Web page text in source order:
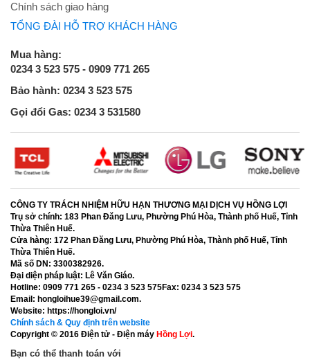
Chính sách giao hàng
TỔNG ĐÀI HỖ TRỢ KHÁCH HÀNG
Mua hàng:
0234 3 523 575 - 0909 771 265
Bảo hành: 0234 3 523 575
Gọi đổi Gas: 0234 3 531580
CÔNG TY TRÁCH NHIỆM HỮU HẠN THƯƠNG MẠI DỊCH VỤ HỒNG LỢI
Trụ sở chính: 183 Phan Đăng Lưu, Phường Phú Hòa, Thành phố Huế, Tỉnh
Thừa Thiên Huế.
Cửa hàng: 172 Phan Đăng Lưu, Phường Phú Hòa, Thành phố Huế, Tỉnh
Thừa Thiên Huế.
Mã số DN: 3300382926.
Đại diện pháp luật: Lê Văn Giáo.
Hotline: 0909 771 265 - 0234 3 523 575Fax: 0234 3 523 575
Email: hongloihue39@gmail.com.
Website: https://hongloi.vn/
Chính sách & Quy định trên website
Copyright © 2016 Điện tử - Điện máy Hồng Lợi.
Bạn có thể thanh toán với